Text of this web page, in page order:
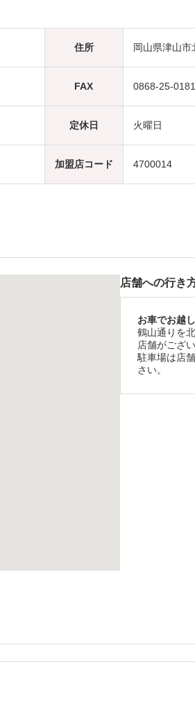
住所 岡山県津山
FAX 0868-25-0181
定休日 火曜日
加盟店コード 4700014
店舗への行き
お車でお越
鶴山通りを
店舗がござい
駐車場は店
さい。